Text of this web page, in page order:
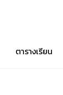
ตารางเรียน